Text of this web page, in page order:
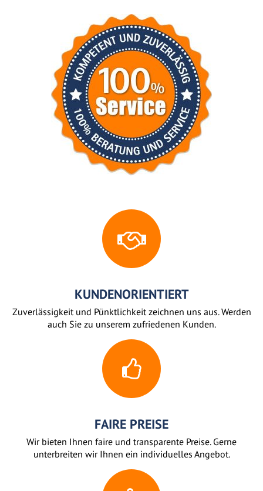
KUNDENORIENTIERT
Zuverlässigkeit und Pünktlichkeit zeichnen uns aus. Werden
auch Sie zu unserem zufriedenen Kunden.
FAIRE PREISE
Wir bieten Ihnen faire und transparente Preise. Gerne
unterbreiten wir Ihnen ein individuelles Angebot.